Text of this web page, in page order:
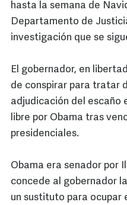
hasta la semana de
Departamento de
investigación que se
El gobernador, en
de conspirar para tratar
adjudicación del escaño
libre por Obama tras
presidenciales.
Obama era senador por
concede al gobernador
un sustituto para ocupar